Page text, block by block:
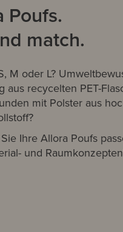
Poufs.
match.
M oder L?
aus recycelten PET-
mit Polster aus
Ihre Allora Poufs
und